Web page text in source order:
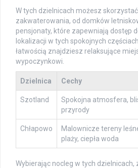
W tych dzielnicach możesz
zakwaterowania, od domków
pensjonaty, które zapewniają dostęp
lokalizacji w tych spokojnych
łatwością znajdziesz relaksujące
wypoczynkowi.
Dzielnica Cechy
Szotland
Spokojna atmosfera,
przyrody
Chłapowo
Malownicze tereny
plaży, ciepła woda
Wybierając nocleg w tych dzielnicach,